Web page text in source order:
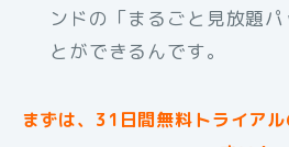
ンドの「まるごと見放題
とができるんです。
まずは、31日間無料トライア